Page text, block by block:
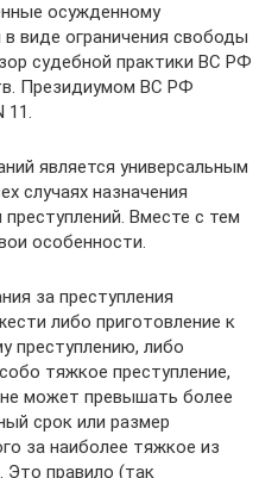
осужденному
виде ограничения свободы
судебной практики ВС РФ
Президиумом ВС РФ
11.
является универсальным
случаях назначения
Вместе с тем
особенности.
за преступления
либо приготовление к
преступлению, либо
тяжкое преступление,
может превышать более
срок или размер
за наиболее тяжкое из
Это правило (так